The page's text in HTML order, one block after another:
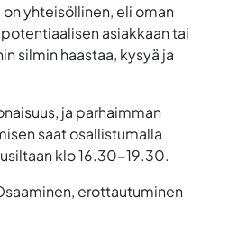
yhteisöllinen, eli oman
asiakkaan tai
silmin haastaa, kysyä ja
ja parhaimman
saat osallistumalla
klo 16.30-19.30.
erottautuminen